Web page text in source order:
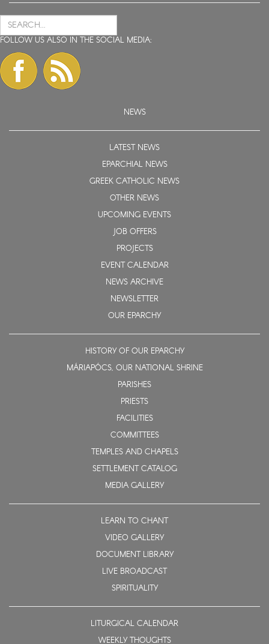
FOLLOW US ALSO IN THE SOCIAL MEDIA:
NEWS
LATEST NEWS
EPARCHIAL NEWS
GREEK CATHOLIC NEWS
OTHER NEWS
UPCOMING EVENTS
JOB OFFERS
PROJECTS
EVENT CALENDAR
NEWS ARCHIVE
NEWSLETTER
OUR EPARCHY
HISTORY OF OUR EPARCHY
MÁRIAPÓCS, OUR NATIONAL SHRINE
PARISHES
PRIESTS
FACILITIES
COMMITTEES
TEMPLES AND CHAPELS
SETTLEMENT CATALOG
MEDIA GALLERY
LEARN TO CHANT
VIDEO GALLERY
DOCUMENT LIBRARY
LIVE BROADCAST
SPIRITUALITY
LITURGICAL CALENDAR
WEEKLY THOUGHTS